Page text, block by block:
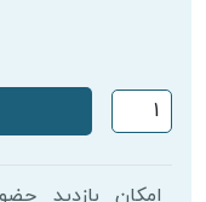
ماسک
پودری
خاویار
امکان بازدید